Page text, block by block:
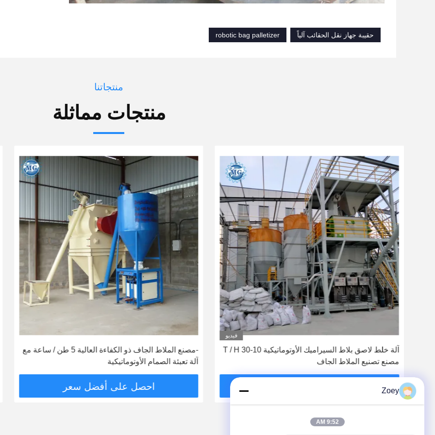
حقيبة جهاز نقل الحقائب آلياً
robotic bag palletizer
منتجاتنا
منتجات مماثلة
فيديو
آلة خلط لاصق بلاط السيراميك الأوتوماتيكية 10-30 T / H
مصنع تصنيع الملاط الجاف
-مصنع الملاط الجاف ذو الكفاءة العالية 5 طن / ساعة مع
آلة تعبئة الصمام الأوتوماتيكية
احصل على أفضل سعر Zoey
9:52 AM